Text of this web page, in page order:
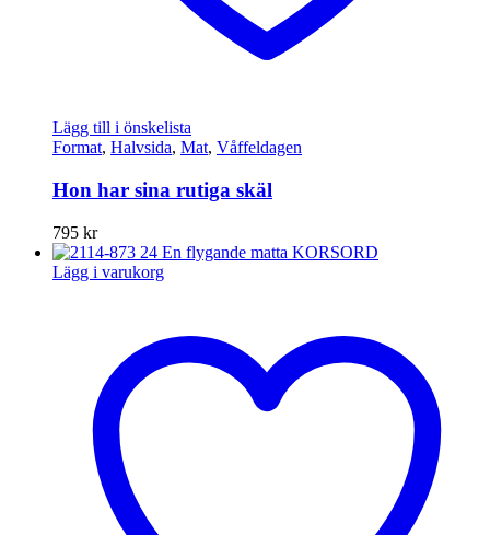
Lägg till i önskelista
Format, Halvsida, Mat, Våffeldagen
Hon har sina rutiga skäl
795 kr
Lägg i varukorg